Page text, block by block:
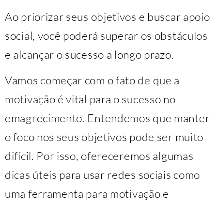
Ao priorizar seus objetivos e buscar apoio
social, você poderá superar os obstáculos
e alcançar o sucesso a longo prazo.
Vamos começar com o fato de que a
motivação é vital para o sucesso no
emagrecimento. Entendemos que manter
o foco nos seus objetivos pode ser muito
difícil. Por isso, ofereceremos algumas
dicas úteis para usar redes sociais como
uma ferramenta para motivação e